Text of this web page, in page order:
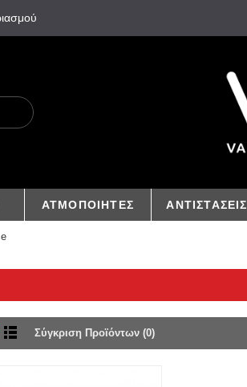
ΑΤΜΟΠΟΙΗΤΕΣ ΑΝΤΙΣΤΑΣΕΙΣ
Σύγκριση Προϊόντων (0)